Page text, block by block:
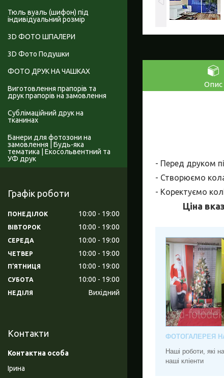
Опис
- Перед друком
- Створюємо
- Коректуємо
Ціна
ФОТОГАЛЕРЕЯ
Наші роботи, які
наші кліенти
Тюль вуаль (шифон) під
індивідуальний розмір
3D ФОТО ШПАЛЕРИ
3D Фото Подушки
ФОТО ДРУК НА ЧАШКАХ
Виготовлення прапорів та
друк прапорів на замовлення
Сублімаційний друк на
тканинах
Банери для фотозони на
замовлення | Будь-яка
тематика | Екосольвентний та
УФ друк
Графік роботи
ПОНЕДІЛОК 10:00 19:00
ВІВТОРОК 10:00 19:00
СЕРЕДА 10:00 19:00
ЧЕТВЕР 10:00 19:00
ПʼЯТНИЦЯ 10:00 19:00
СУБОТА 10:00 19:00
НЕДІЛЯ Вихідний
Контакти
Ірина